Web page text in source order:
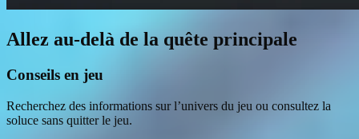
Allez au-delà de la quête principale
Conseils en jeu
Recherchez des informations sur l’univers du jeu ou consultez la
soluce sans quitter le jeu.